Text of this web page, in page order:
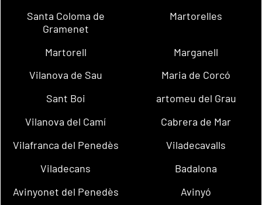
Santa Coloma de
Gramenet
Martorelles
Martorell
Marganell
Vilanova de Sau
Maria de Corcó
Sant Boi
artomeu del Grau
Vilanova del Camí
Cabrera de Mar
Vilafranca del Penedès
Viladecavalls
Viladecans
Badalona
Avinyonet del Penedès
Avinyó